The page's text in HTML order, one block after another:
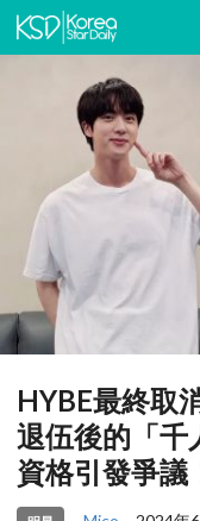
HYBE最終取
退伍後的「千
資格引發爭議